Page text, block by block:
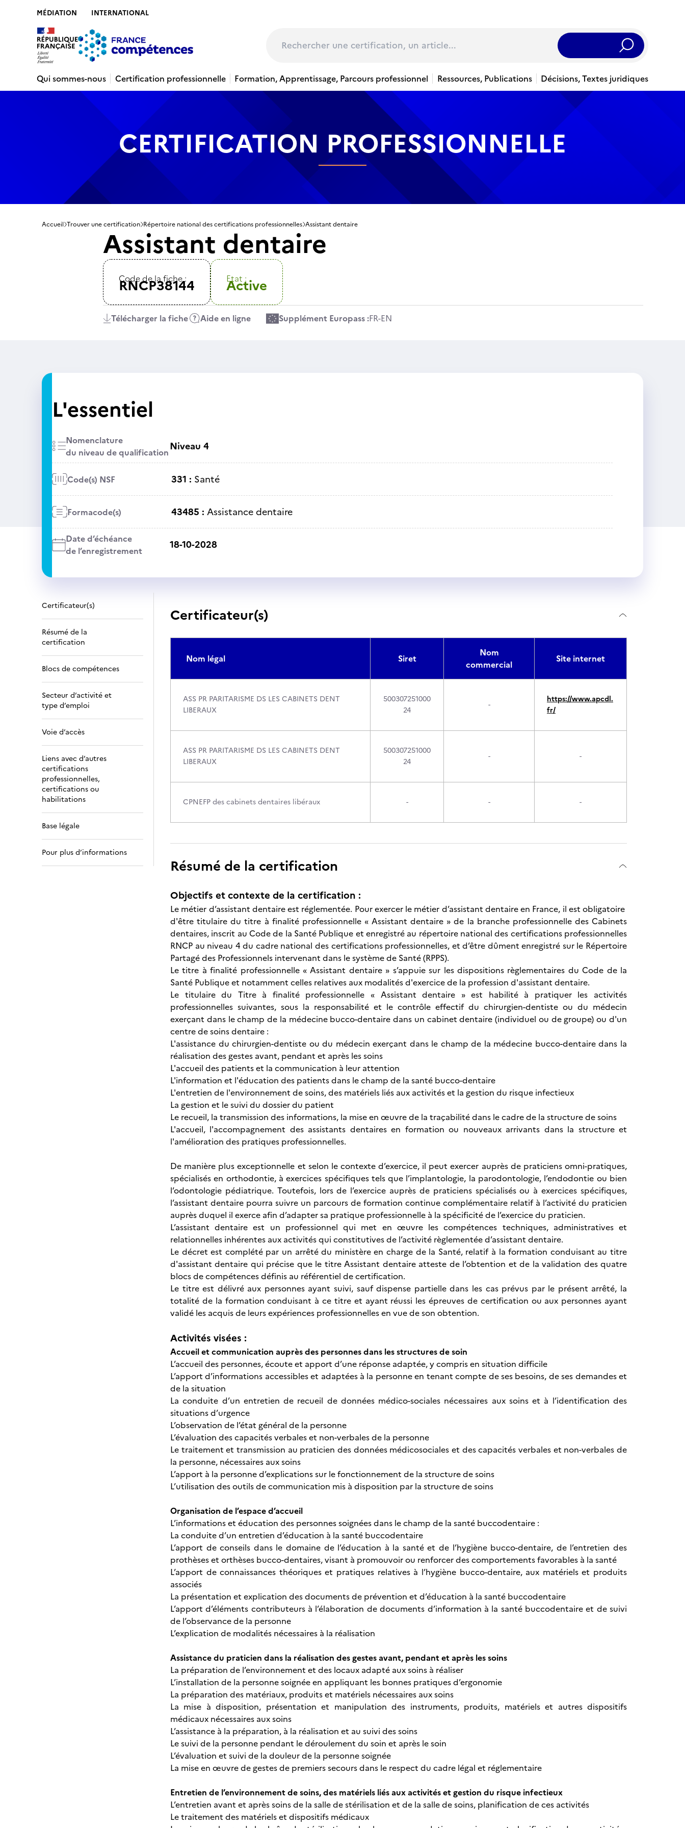
MÉDIATION INTERNATIONAL
Rechercher
Qui sommes-nous
Certification professionnelle Formation, Apprentissage, Parcours professionnel Ressources, Publications Décisions, Textes juridiques
CERTIFICATION PROFESSIONNELLE
Accueil Trouver une certification Répertoire national des certifications professionnelles Assistant dentaire
Assistant dentaire
Code de la fiche :
RNCP38144 Etat :
Active
Télécharger la fiche Aide en ligne Supplément Europass :FR-EN
L'essentiel
Nomenclature
du niveau de qualificationNiveau 4
Code(s) NSF 331 : Santé
Formacode(s) 43485 : Assistance dentaire
Date d’échéance
de l’enregistrement
18-10-2028
Certificateur(s)
Résumé de la
certification
Blocs de compétences
Secteur d’activité et
type d’emploi
Voie d’accès
Liens avec d’autres
certifications
professionnelles,
certifications ou
habilitations
Base légale
Pour plus d’informations
Certificateur(s)
Nom légal Siret
Nom
commercial
Site internet
ASS PR PARITARISME DS LES CABINETS DENT
LIBERAUX
500307251000
24
-
https://www.apcdl.
fr/
ASS PR PARITARISME DS LES CABINETS DENT
LIBERAUX
500307251000
24
- -
CPNEFP des cabinets dentaires libéraux - - -
Résumé de la certification
Objectifs et contexte de la certification :
Le métier d’assistant dentaire est réglementée. Pour exercer le métier d’assistant dentaire en France, il est obligatoire
d'être titulaire du titre à finalité professionnelle « Assistant dentaire » de la branche professionnelle des Cabinets
dentaires, inscrit au Code de la Santé Publique et enregistré au répertoire national des certifications professionnelles
RNCP au niveau 4 du cadre national des certifications professionnelles, et d’être dûment enregistré sur le Répertoire
Partagé des Professionnels intervenant dans le système de Santé (RPPS).
Le titre à finalité professionnelle « Assistant dentaire » s’appuie sur les dispositions règlementaires du Code de la
Santé Publique et notamment celles relatives aux modalités d'exercice de la profession d'assistant dentaire.
Le titulaire du Titre à finalité professionnelle « Assistant dentaire » est habilité à pratiquer les activités
professionnelles suivantes, sous la responsabilité et le contrôle effectif du chirurgien-dentiste ou du médecin
exerçant dans le champ de la médecine bucco-dentaire dans un cabinet dentaire (individuel ou de groupe) ou d'un
centre de soins dentaire :
L'assistance du chirurgien-dentiste ou du médecin exerçant dans le champ de la médecine bucco-dentaire dans la
réalisation des gestes avant, pendant et après les soins
L'accueil des patients et la communication à leur attention
L'information et l'éducation des patients dans le champ de la santé bucco-dentaire
L'entretien de l'environnement de soins, des matériels liés aux activités et la gestion du risque infectieux
La gestion et le suivi du dossier du patient
Le recueil, la transmission des informations, la mise en œuvre de la traçabilité dans le cadre de la structure de soins
L'accueil, l'accompagnement des assistants dentaires en formation ou nouveaux arrivants dans la structure et
l'amélioration des pratiques professionnelles.
De manière plus exceptionnelle et selon le contexte d’exercice, il peut exercer auprès de praticiens omni-pratiques,
spécialisés en orthodontie, à exercices spécifiques tels que l’implantologie, la parodontologie, l’endodontie ou bien
l’odontologie pédiatrique. Toutefois, lors de l’exercice auprès de praticiens spécialisés ou à exercices spécifiques,
l’assistant dentaire pourra suivre un parcours de formation continue complémentaire relatif à l’activité du praticien
auprès duquel il exerce afin d’adapter sa pratique professionnelle à la spécificité de l’exercice du praticien.
L’assistant dentaire est un professionnel qui met en œuvre les compétences techniques, administratives et
relationnelles inhérentes aux activités qui constitutives de l’activité règlementée d’assistant dentaire.
Le décret est complété par un arrêté du ministère en charge de la Santé, relatif à la formation conduisant au titre
d'assistant dentaire qui précise que le titre Assistant dentaire atteste de l’obtention et de la validation des quatre
blocs de compétences définis au référentiel de certification.
Le titre est délivré aux personnes ayant suivi, sauf dispense partielle dans les cas prévus par le présent arrêté, la
totalité de la formation conduisant à ce titre et ayant réussi les épreuves de certification ou aux personnes ayant
validé les acquis de leurs expériences professionnelles en vue de son obtention.
Activités visées :
Accueil et communication auprès des personnes dans les structures de soin
L’accueil des personnes, écoute et apport d’une réponse adaptée, y compris en situation difficile
L’apport d’informations accessibles et adaptées à la personne en tenant compte de ses besoins, de ses demandes et
de la situation
La conduite d’un entretien de recueil de données médico-sociales nécessaires aux soins et à l’identification des
situations d’urgence
L’observation de l’état général de la personne
L’évaluation des capacités verbales et non-verbales de la personne
Le traitement et transmission au praticien des données médicosociales et des capacités verbales et non-verbales de
la personne, nécessaires aux soins
L’apport à la personne d’explications sur le fonctionnement de la structure de soins
L’utilisation des outils de communication mis à disposition par la structure de soins
Organisation de l’espace d’accueil
L’informations et éducation des personnes soignées dans le champ de la santé buccodentaire :
La conduite d’un entretien d’éducation à la santé buccodentaire
L’apport de conseils dans le domaine de l’éducation à la santé et de l’hygiène bucco-dentaire, de l’entretien des
prothèses et orthèses bucco-dentaires, visant à promouvoir ou renforcer des comportements favorables à la santé
L’apport de connaissances théoriques et pratiques relatives à l’hygiène bucco-dentaire, aux matériels et produits
associés
La présentation et explication des documents de prévention et d’éducation à la santé buccodentaire
L’apport d’éléments contributeurs à l’élaboration de documents d’information à la santé buccodentaire et de suivi
de l’observance de la personne
L’explication de modalités nécessaires à la réalisation
Assistance du praticien dans la réalisation des gestes avant, pendant et après les soins
La préparation de l’environnement et des locaux adapté aux soins à réaliser
L’installation de la personne soignée en appliquant les bonnes pratiques d’ergonomie
La préparation des matériaux, produits et matériels nécessaires aux soins
La mise à disposition, présentation et manipulation des instruments, produits, matériels et autres dispositifs
médicaux nécessaires aux soins
L’assistance à la préparation, à la réalisation et au suivi des soins
Le suivi de la personne pendant le déroulement du soin et après le soin
L’évaluation et suivi de la douleur de la personne soignée
La mise en œuvre de gestes de premiers secours dans le respect du cadre légal et réglementaire
Entretien de l’environnement de soins, des matériels liés aux activités et gestion du risque infectieux
L’entretien avant et après soins de la salle de stérilisation et de la salle de soins, planification de ces activités
Le traitement des matériels et dispositifs médicaux